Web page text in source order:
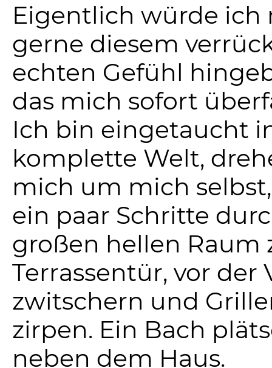
Eigentlich würde ich
gerne diesem
echten Gefühl
das mich sofort
Ich bin eingetaucht
komplette Welt,
mich um mich
ein paar Schritte
großen hellen Raum
Terrassentür, vor der
zwitschern und
zirpen. Ein Bach
neben dem Haus.